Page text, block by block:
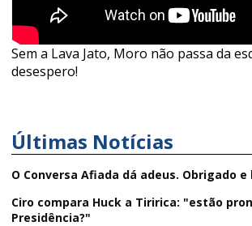
Sem a Lava Jato, Moro não passa da
desespero!
Últimas Notícias
O Conversa Afiada dá adeus. Obrigado
Ciro compara Huck a Tiririca: "estão
Presidência?"